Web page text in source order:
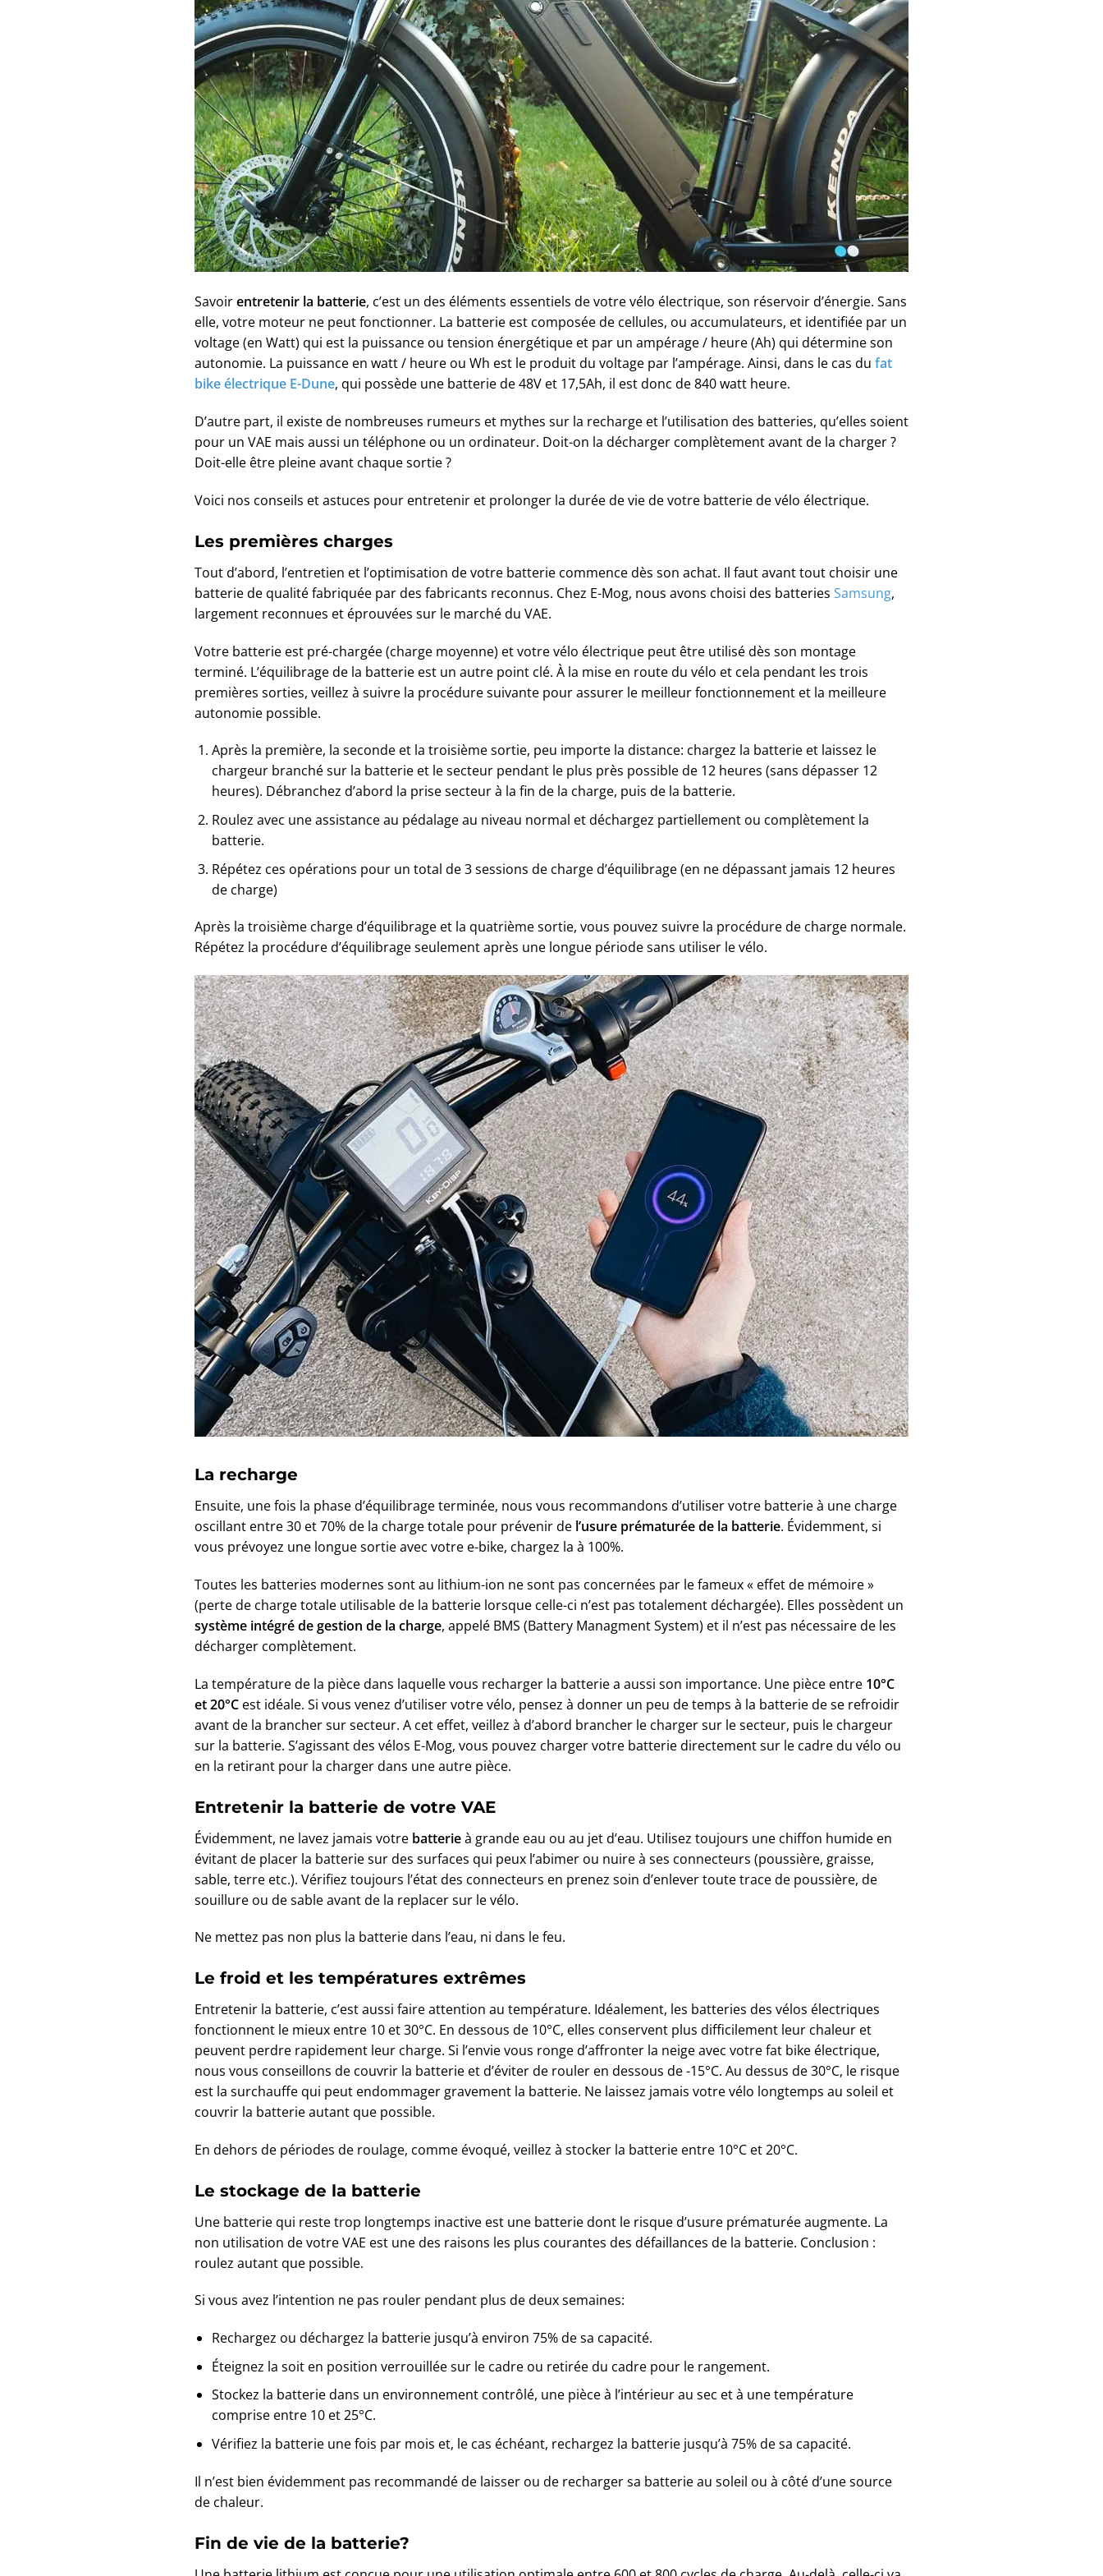
Savoirentretenir la batterie, c’est un des éléments essentiels de votre vélo électrique, son réservoir d’énergie. Sans
elle, votre moteur ne peut fonctionner. La batterie est composée de cellules, ou accumulateurs, et identifiée par un
voltage (en Watt) qui est la puissance ou tension énergétique et par un ampérage / heure (Ah) qui détermine son
autonomie. La puissance en watt / heure ou Wh est le produit du voltage par l’ampérage. Ainsi, dans le cas du fat
bike électrique E-Dune, qui possède une batterie de 48V et 17,5Ah, il est donc de 840 watt heure.
D’autre part, il existe de nombreuses rumeurs et mythes sur la recharge et l’utilisation des batteries, qu’elles soient
pour un VAE mais aussi un téléphone ou un ordinateur. Doit-on la décharger complètement avant de la charger ?
Doit-elle être pleine avant chaque sortie ?
Voici nos conseils et astuces pour entretenir et prolonger la durée de vie de votre batterie de vélo électrique.
Les premières charges
Tout d’abord, l’entretien et l’optimisation de votre batterie commence dès son achat. Il faut avant tout choisir une
batterie de qualité fabriquée par des fabricants reconnus. Chez E-Mog, nous avons choisi des batteries Samsung,
largement reconnues et éprouvées sur le marché du VAE.
Votre batterie est pré-chargée (charge moyenne) et votre vélo électrique peut être utilisé dès son montage
terminé. L’équilibrage de la batterie est un autre point clé. À la mise en route du vélo et cela pendant les trois
premières sorties, veillez à suivre la procédure suivante pour assurer le meilleur fonctionnement et la meilleure
autonomie possible.
Après la première, la seconde et la troisième sortie, peu importe la distance: chargez la batterie et laissez le
chargeur branché sur la batterie et le secteur pendant le plus près possible de 12 heures (sans dépasser 12
heures). Débranchez d’abord la prise secteur à la fin de la charge, puis de la batterie.
Roulez avec une assistance au pédalage au niveau normal et déchargez partiellement ou complètement la
batterie.
Répétez ces opérations pour un total de 3 sessions de charge d’équilibrage (en ne dépassant jamais 12 heures
de charge)
Après la troisième charge d’équilibrage et la quatrième sortie, vous pouvez suivre la procédure de charge normale.
Répétez la procédure d’équilibrage seulement après une longue période sans utiliser le vélo.
La recharge
Ensuite, une fois la phase d’équilibrage terminée, nous vous recommandons d’utiliser votre batterie à une charge
oscillant entre 30 et 70% de la charge totale pour prévenir de l’usure prématurée de la batterie. Évidemment, si
vous prévoyez une longue sortie avec votre e-bike, chargez la à 100%.
Toutes les batteries modernes sont au lithium-ion ne sont pas concernées par le fameux « effet de mémoire »
(perte de charge totale utilisable de la batterie lorsque celle-ci n’est pas totalement déchargée). Elles possèdent un
système intégré de gestion de la charge, appelé BMS (Battery Managment System) et il n’est pas nécessaire de les
décharger complètement.
La température de la pièce dans laquelle vous recharger la batterie a aussi son importance. Une pièce entre 10°C
et 20°C est idéale. Si vous venez d’utiliser votre vélo, pensez à donner un peu de temps à la batterie de se refroidir
avant de la brancher sur secteur. A cet effet, veillez à d’abord brancher le charger sur le secteur, puis le chargeur
sur la batterie. S’agissant des vélos E-Mog, vous pouvez charger votre batterie directement sur le cadre du vélo ou
en la retirant pour la charger dans une autre pièce.
Entretenir la batterie de votre VAE
Évidemment, ne lavez jamais votre batterieà grande eau ou au jet d’eau. Utilisez toujours une chiffon humide en
évitant de placer la batterie sur des surfaces qui peux l’abimer ou nuire à ses connecteurs (poussière, graisse,
sable, terre etc.). Vérifiez toujours l’état des connecteurs en prenez soin d’enlever toute trace de poussière, de
souillure ou de sable avant de la replacer sur le vélo.
Ne mettez pas non plus la batterie dans l’eau, ni dans le feu.
Le froid et les températures extrêmes
Entretenir la batterie, c’est aussi faire attention au température. Idéalement, les batteries des vélos électriques
fonctionnent le mieux entre 10 et 30°C. En dessous de 10°C, elles conservent plus difficilement leur chaleur et
peuvent perdre rapidement leur charge. Si l’envie vous ronge d’affronter la neige avec votre fat bike électrique,
nous vous conseillons de couvrir la batterie et d’éviter de rouler en dessous de -15°C. Au dessus de 30°C, le risque
est la surchauffe qui peut endommager gravement la batterie. Ne laissez jamais votre vélo longtemps au soleil et
couvrir la batterie autant que possible.
En dehors de périodes de roulage, comme évoqué, veillez à stocker la batterie entre 10°C et 20°C.
Le stockage de la batterie
Une batterie qui reste trop longtemps inactive est une batterie dont le risque d’usure prématurée augmente. La
non utilisation de votre VAE est une des raisons les plus courantes des défaillances de la batterie. Conclusion :
roulez autant que possible.
Si vous avez l’intention ne pas rouler pendant plus de deux semaines:
Rechargez ou déchargez la batterie jusqu’à environ 75% de sa capacité.
Éteignez la soit en position verrouillée sur le cadre ou retirée du cadre pour le rangement.
Stockez la batterie dans un environnement contrôlé, une pièce à l’intérieur au sec et à une température
comprise entre 10 et 25°C.
Vérifiez la batterie une fois par mois et, le cas échéant, rechargez la batterie jusqu’à 75% de sa capacité.
Il n’est bien évidemment pas recommandé de laisser ou de recharger sa batterie au soleil ou à côté d’une source
de chaleur.
Fin de vie de la batterie?